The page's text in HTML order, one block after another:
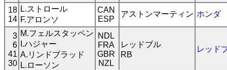
18
14
L.ストロール
F.アロンソ
CAN
ESP
アストンマーティン ホンダ
3
6
41
30
M.フェルスタッペン
I.ハジャー
A.リンドブラッド
L.ローソン
NDL
FRA
GBR
NZL
レッドブル
RB
レッド